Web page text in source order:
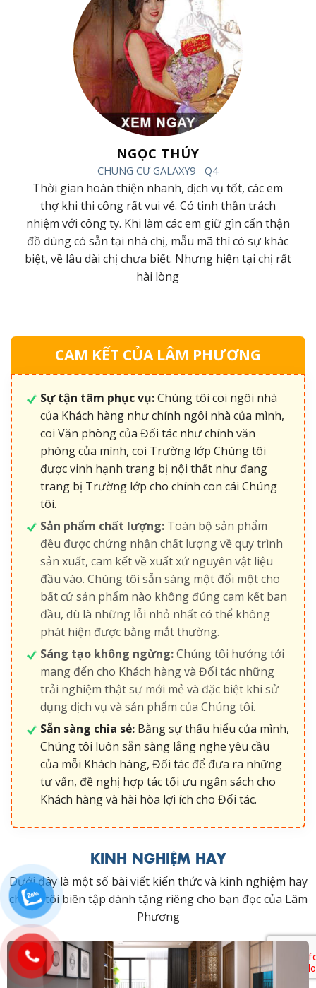
NGỌC THÚY
CHUNG CƯ GALAXY9 - Q4
Thời gian hoàn thiện nhanh, dịch vụ tốt, các em
thợ khi thi công rất vui vẻ. Có tinh thần trách
nhiệm với công ty. Khi làm các em giữ gìn cẩn thận
đồ dùng có sẵn tại nhà chị, mẫu mã thì có sự khác
biệt, về lâu dài chị chưa biết. Nhưng hiện tại chị rất
hài lòng
CAM KẾT CỦA LÂM PHƯƠNG
Sự tận tâm phục vụ:Chúng tôi coi ngôi nhà
của Khách hàng như chính ngôi nhà của mình,
coi Văn phòng của Đối tác như chính văn
phòng của mình, coi Trường lớp Chúng tôi
được vinh hạnh trang bị nội thất như đang
trang bị Trường lớp cho chính con cái Chúng
tôi.
Sản phẩm chất lượng: Toàn bộ sản phẩm
đều được chứng nhận chất lượng về quy trình
sản xuất, cam kết về xuất xứ nguyên vật liệu
đầu vào. Chúng tôi sẵn sàng một đổi một cho
bất cứ sản phẩm nào không đúng cam kết ban
đầu, dù là những lỗi nhỏ nhất có thể không
phát hiện được bằng mắt thường.
Sáng tạo không ngừng:Chúng tôi hướng tới
mang đến cho Khách hàng và Đối tác những
trải nghiệm thật sự mới mẻ và đặc biệt khi sử
dụng dịch vụ và sản phẩm của Chúng tôi.
Sẵn sàng chia sẻ: Bằng sự thấu hiểu của mình,
Chúng tôi luôn sẵn sàng lắng nghe yêu cầu
của mỗi Khách hàng, Đối tác để đưa ra những
tư vấn, đề nghị hợp tác tối ưu ngân sách cho
Khách hàng và hài hòa lợi ích cho Đối tác.
KINH NGHIỆM HAY
Dưới đây là một số bài viết kiến thức và kinh nghiệm hay
chúng tôi biên tập dành tặng riêng cho bạn đọc của Lâm
Phương